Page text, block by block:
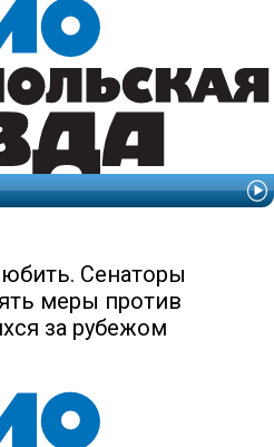
Сенаторы
меры против
за рубежом